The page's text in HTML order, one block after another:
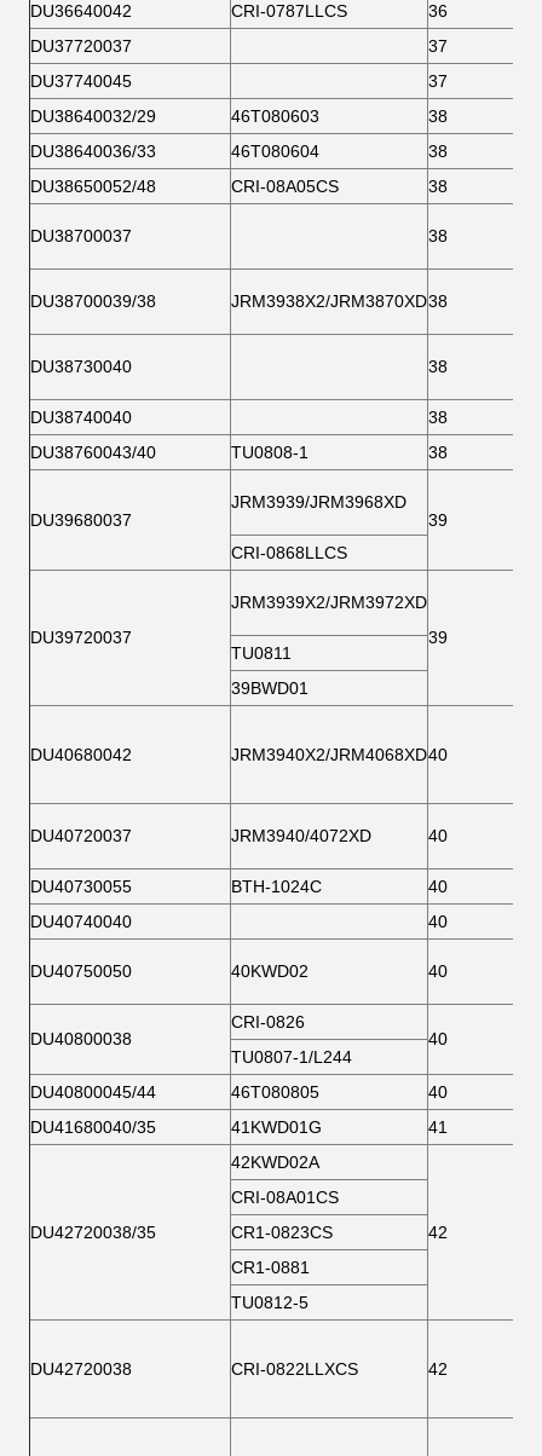
DU36640042
CRI-0787LLCS
36
DU37720037
37
DU37740045
37
DU38640032/29
46T080603
38
DU38640036/33
46T080604
38
DU38650052/48
CRI-08A05CS 38
DU38700037 38
DU38700039/38 JRM3938X2/JRM3870XD38
DU38730040 38
DU38740040
38
DU38760043/40
TU0808-1 38
DU39680037
JRM3939/JRM3968XD
39
CRI-0868LLCS
DU39720037
JRM3939X2/JRM3972XD
39
TU0811
39BWD01
DU40680042 JRM3940X2/JRM4068XD40
DU40720037 JRM3940/4072XD 40
DU40730055 BTH-1024C
40
DU40740040
40
DU40750050 40KWD02 40
DU40800038
CRI-0826
40
TU0807-1/L244
DU40800045/44
46T080805
40
DU41680040/35
41KWD01G 41
DU42720038/35
42KWD02A
42
CRI-08A01CS
CR1-0823CS
CR1-0881
TU0812-5
DU42720038 CRI-0822LLXCS 42